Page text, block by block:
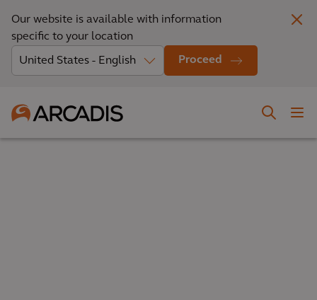
Our website is available with information
specific to your location
Proceed